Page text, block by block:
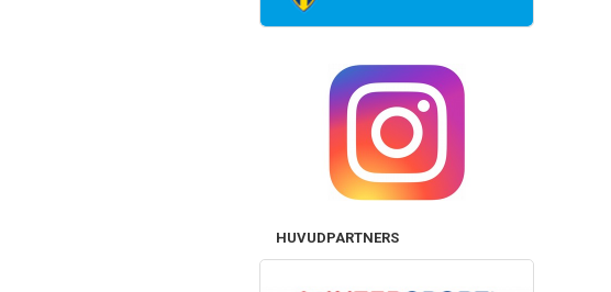
HUVUDPARTNERS